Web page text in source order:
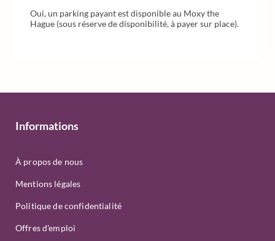
Oui, un parking payant est disponible au Moxy the
Hague (sous réserve de disponibilité, à payer sur place).
Informations
À propos de nous
Mentions légales
Politique de confidentialité
Offres d'emploi